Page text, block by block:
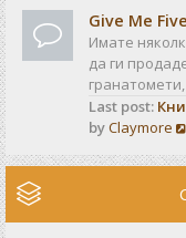
tt
e
s
t
p
o
s
t
w
t
h
e
l
a
t
s
Give Me Five
Имате
да ги
Last post:
byClaymore